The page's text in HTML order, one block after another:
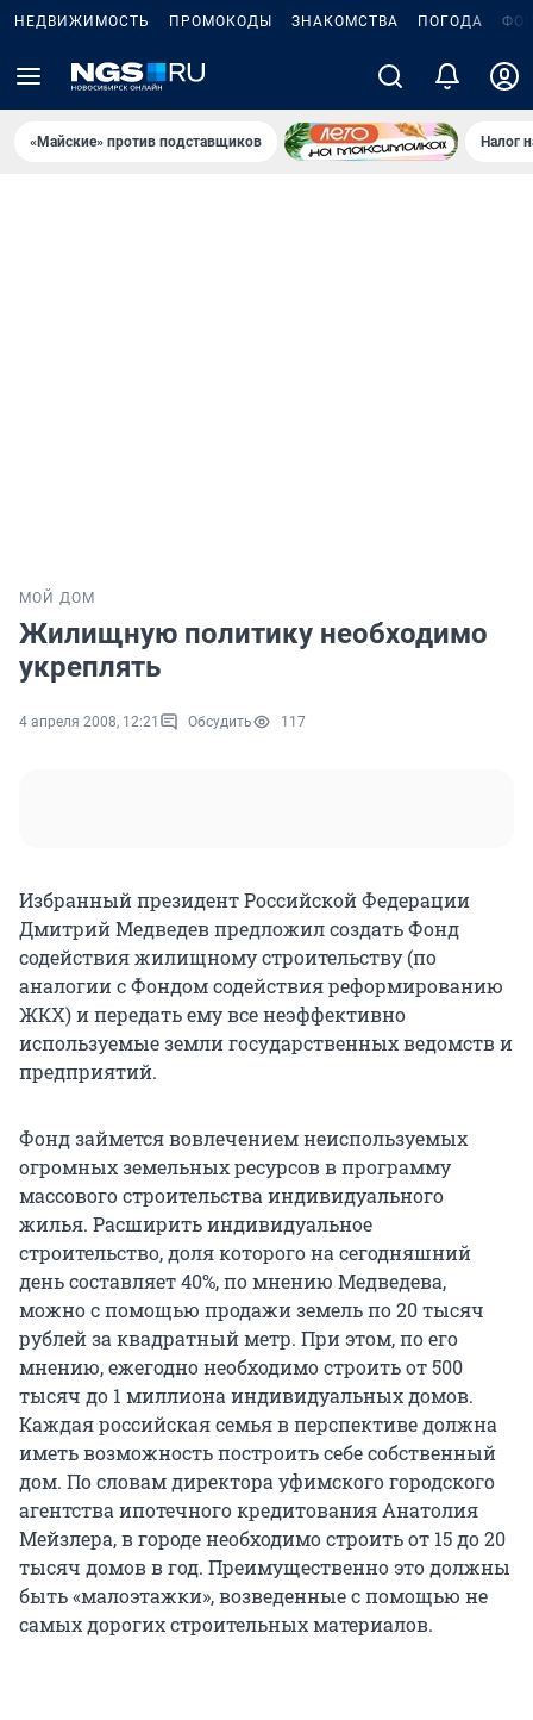
НЕДВИЖИМОСТЬ ПРОМОКОДЫ ЗНАКОМСТВА ПОГОДА
«Майские» против подставщиков Налог
МОЙ ДОМ
Жилищную политику необходимо
укреплять
4 апреля 2008, 12:21 Обсудить 117
Избранный президент Российской Федерации
Дмитрий Медведев предложил создать Фонд
содействия жилищному строительству (по
аналогии с Фондом содействия реформированию
ЖКХ) и передать ему все неэффективно
используемые земли государственных ведомств и
предприятий.
Фонд займется вовлечением неиспользуемых
огромных земельных ресурсов в программу
массового строительства индивидуального
жилья. Расширить индивидуальное
строительство, доля которого на сегодняшний
день составляет 40%, по мнению Медведева,
можно с помощью продажи земель по 20 тысяч
рублей за квадратный метр. При этом, по его
мнению, ежегодно необходимо строить от 500
тысяч до 1 миллиона индивидуальных домов.
Каждая российская семья в перспективе должна
иметь возможность построить себе собственный
дом. По словам директора уфимского городского
агентства ипотечного кредитования Анатолия
Мейзлера, в городе необходимо строить от 15 до 20
тысяч домов в год. Преимущественно это должны
быть «малоэтажки», возведенные с помощью не
самых дорогих строительных материалов.